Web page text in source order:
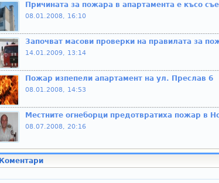
Причината за пожара в апартамента е късо
08.01.2008, 16:10
Започват масови проверки на правилата за
14.01.2009, 13:14
Пожар изпепели апартамент на ул. Преслав 6
08.01.2008, 14:53
Местните огнеборци предотвратиха пожар в
08.07.2008, 20:16
Коментари